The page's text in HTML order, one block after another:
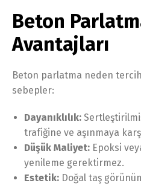
Beton
Avantajları
Beton parlatma neden
sebepler:
Dayanıklılık:
trafiğine ve aşınmaya
Düşük Maliyet: Epoksi
yenileme gerektirmez.
Estetik: Doğal taş